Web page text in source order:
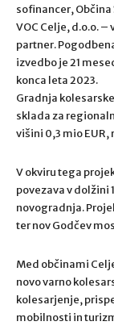
sofinancer,
VOC Celje, d.o.o.
partner.
izvedbo je 21
konca leta 2023.
Gradnja
sklada za
višini 0,3 mio EUR,
V okviru tega
povezava v dolžini
novogradnja.
ter nov Godčev
Med občinami
novo varno
kolesarjenje,
mobilnosti in